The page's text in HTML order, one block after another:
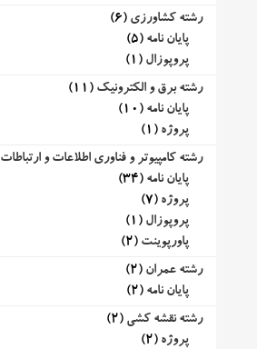
رشته کشاورزی (6)
پایان نامه (5)
پروپوزال (1)
رشته برق و الکترونیک (11)
پایان نامه (10)
پروژه (1)
رشته کامپیوتر و فناوری اطلاعات و ارتباطات
پایان نامه (34)
پروژه (7)
پروپوزال (1)
پاورپوینت (2)
رشته عمران (2)
پایان نامه (2)
رشته نقشه کشی (2)
پروژه (2)